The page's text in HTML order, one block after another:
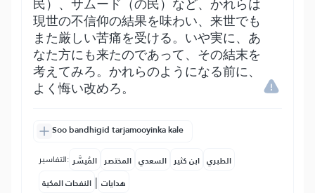
民）、サムード（の民）など、かれらは
現世の不信仰の結果を味わい、来世でも
また厳しい苦痛を受ける。いや実に、あ
なた方にも来たのであって、その結末を
考えてみろ。かれらのようになる前に、
よく悔い改めろ。
Soo bandhigid tarjamooyinka kale
التفاسير: المُيسَّر المختصر السعدي ابن كثير الطبري
النفحات المكية | هدايات